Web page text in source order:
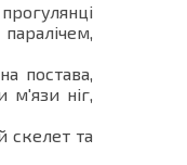
постава,
м'язи ніг,
скелет та